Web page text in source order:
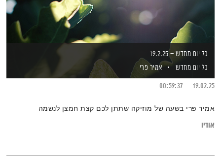
כל יום מחדש – 19.2.25
כל יום מחדש
אמיר פרי
19.02.25
00:59:37
אמיר פרי בשעה של מוזיקה שתתן לכם קצת חמצן לנשמה
אודיו